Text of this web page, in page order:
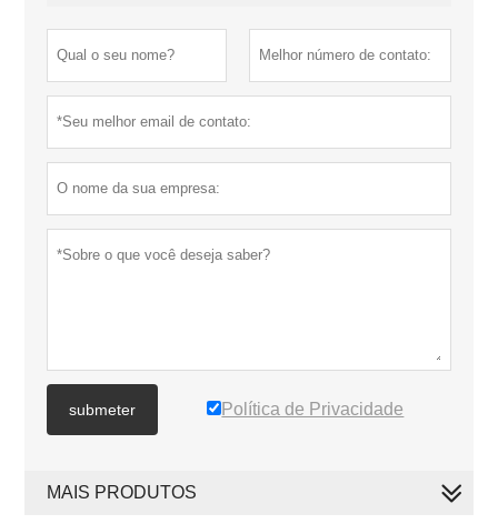
submeter Política de Privacidade
MAIS PRODUTOS